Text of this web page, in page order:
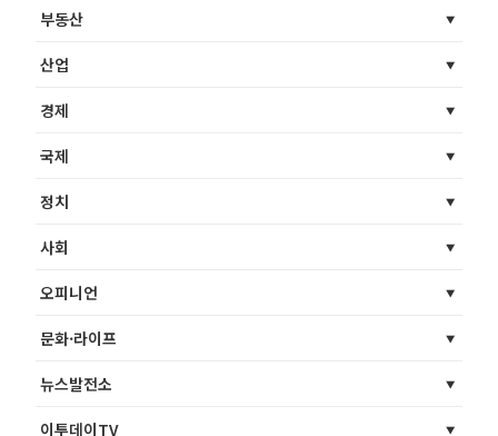
부동산
산업
경제
국제
정치
사회
오피니언
문화·라이프
뉴스발전소
이투데이TV